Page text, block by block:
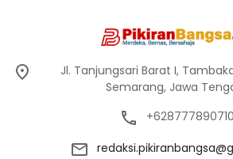
Jl. Tanjungsari Barat I,
Semarang, Jawa